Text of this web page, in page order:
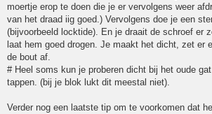
moertje erop te doen die je er vervolgens weer
van het draad iig goed.) Vervolgens doe je een
(bijvoorbeeld locktide). En je draait de schroef er
laat hem goed drogen. Je maakt het dicht, zet er
de bout af.
# Heel soms kun je proberen dicht bij het oude
tappen. (bij je blok lukt dit meestal niet).
Verder nog een laatste tip om te voorkomen dat